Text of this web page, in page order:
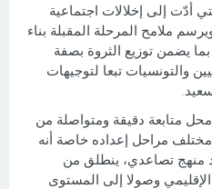
أدّت إلى إخلالات اجتماعية
ملامح المرحلة المقبلة بناء
يضمن توزيع الثروة بصفة
والتونسيات تبعا لتوجيهات
متابعة دقيقة ومتواصلة من
مراحل إعداده خاصة أنه
منهج تصاعدي، ينطلق من
وصولا إلى المستوى